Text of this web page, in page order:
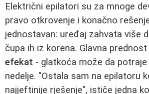
Električni epilatori su za mnoge
pravo otkrovenje i konačno
jednostavan: uređaj zahvata više
čupa ih iz korena. Glavna prednost
efekat - glatkoća može da
nedelje. "Ostala sam na epilatoru
najjeftinije rješenje", ističe jedna